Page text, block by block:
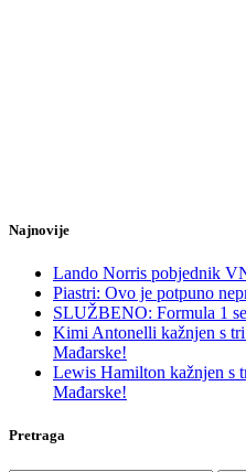
Najnovije
Lando Norris pobjednik
Piastri: Ovo je potpuno
SLUŽBENO: Formula 1
Kimi Antonelli kažnjen s
Mađarske!
Lewis Hamilton kažnjen s
Mađarske!
Pretraga